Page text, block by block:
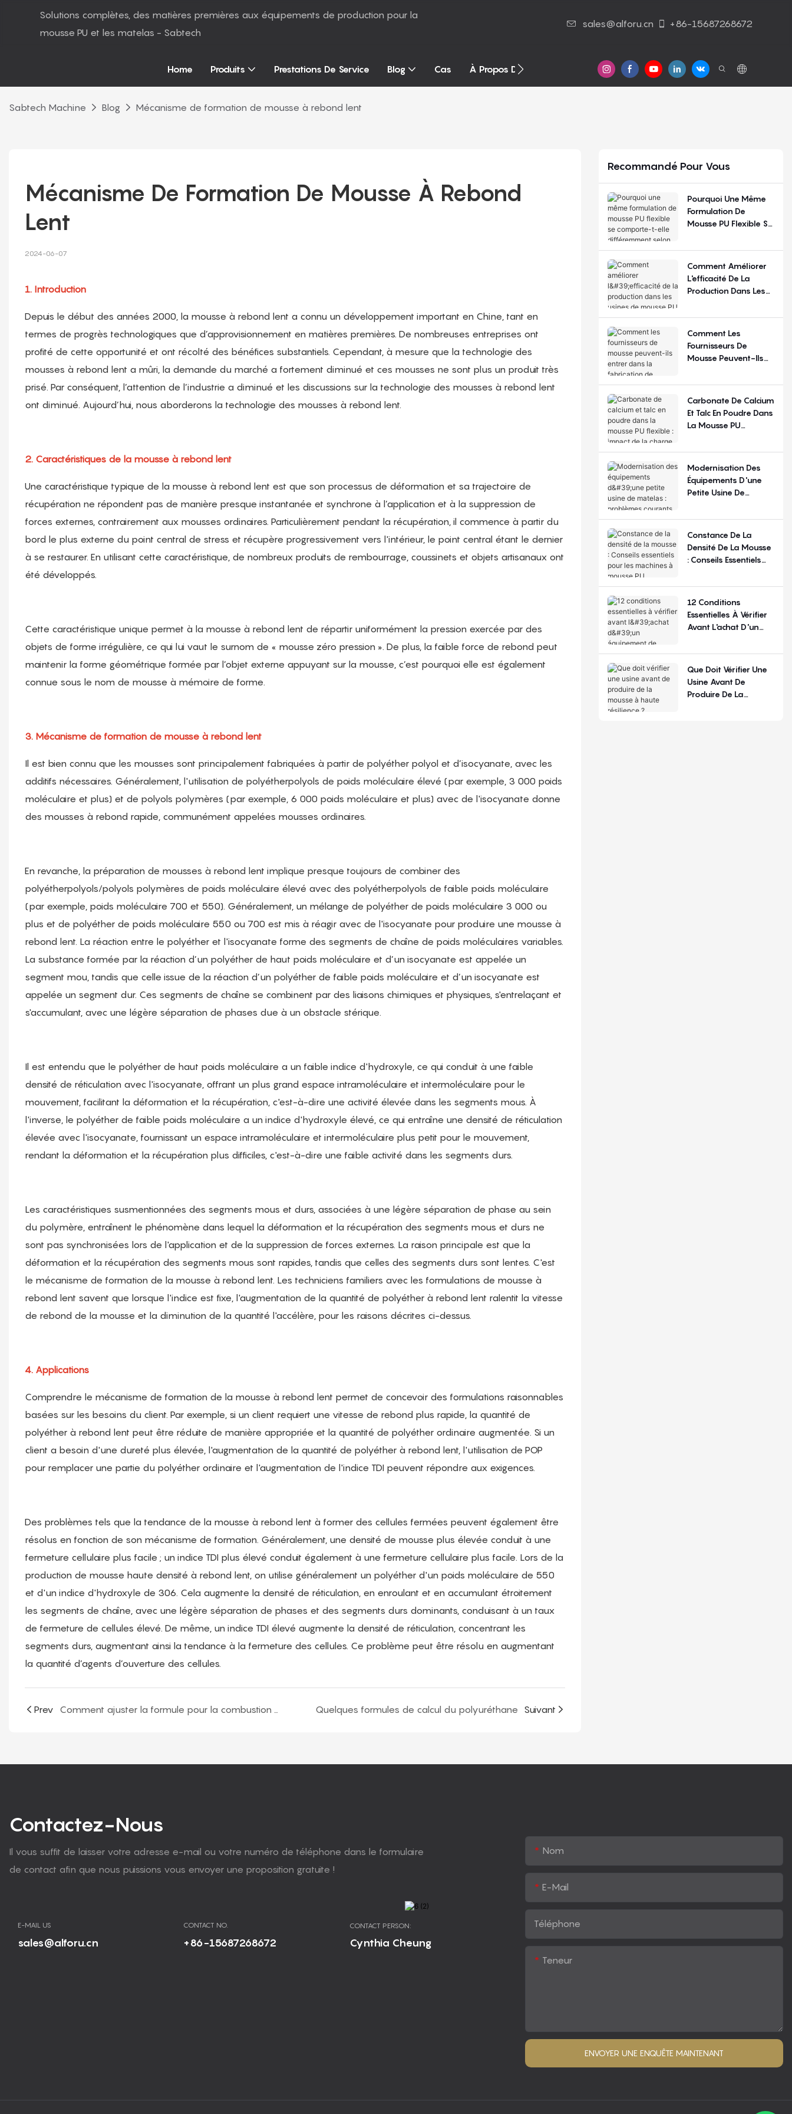
Solutions complètes, des matières premières aux équipements de production pour la
mousse PU et les matelas - Sabtech
sales@alforu.cn +86-15687268672
Home Produits Prestations De Service Blog Cas À Propos De Nous Nous Contacter
Sabtech Machine Blog Mécanisme de formation de mousse à rebond lent
Mécanisme De Formation De Mousse À Rebond
Lent
2024-06-07
1. Introduction
Depuis le début des années 2000, la mousse à rebond lent a connu un développement important en Chine, tant en
termes de progrès technologiques que d’approvisionnement en matières premières. De nombreuses entreprises ont
profité de cette opportunité et ont récolté des bénéfices substantiels. Cependant, à mesure que la technologie des
mousses à rebond lent a mûri, la demande du marché a fortement diminué et ces mousses ne sont plus un produit très
prisé. Par conséquent, l’attention de l’industrie a diminué et les discussions sur la technologie des mousses à rebond lent
ont diminué. Aujourd’hui, nous aborderons la technologie des mousses à rebond lent.
2. Caractéristiques de la mousse à rebond lent
Une caractéristique typique de la mousse à rebond lent est que son processus de déformation et sa trajectoire de
récupération ne répondent pas de manière presque instantanée et synchrone à l’application et à la suppression de
forces externes, contrairement aux mousses ordinaires. Particulièrement pendant la récupération, il commence à partir du
bord le plus externe du point central de stress et récupère progressivement vers l'intérieur, le point central étant le dernier
à se restaurer. En utilisant cette caractéristique, de nombreux produits de rembourrage, coussinets et objets artisanaux ont
été développés.
Cette caractéristique unique permet à la mousse à rebond lent de répartir uniformément la pression exercée par des
objets de forme irrégulière, ce qui lui vaut le surnom de « mousse zéro pression ». De plus, la faible force de rebond peut
maintenir la forme géométrique formée par l’objet externe appuyant sur la mousse, c’est pourquoi elle est également
connue sous le nom de mousse à mémoire de forme.
3. Mécanisme de formation de mousse à rebond lent
Il est bien connu que les mousses sont principalement fabriquées à partir de polyéther polyol et d’isocyanate, avec les
additifs nécessaires. Généralement, l'utilisation de polyétherpolyols de poids moléculaire élevé (par exemple, 3 000 poids
moléculaire et plus) et de polyols polymères (par exemple, 6 000 poids moléculaire et plus) avec de l'isocyanate donne
des mousses à rebond rapide, communément appelées mousses ordinaires.
En revanche, la préparation de mousses à rebond lent implique presque toujours de combiner des
polyétherpolyols/polyols polymères de poids moléculaire élevé avec des polyétherpolyols de faible poids moléculaire
(par exemple, poids moléculaire 700 et 550). Généralement, un mélange de polyéther de poids moléculaire 3 000 ou
plus et de polyéther de poids moléculaire 550 ou 700 est mis à réagir avec de l'isocyanate pour produire une mousse à
rebond lent. La réaction entre le polyéther et l'isocyanate forme des segments de chaîne de poids moléculaires variables.
La substance formée par la réaction d’un polyéther de haut poids moléculaire et d’un isocyanate est appelée un
segment mou, tandis que celle issue de la réaction d’un polyéther de faible poids moléculaire et d’un isocyanate est
appelée un segment dur. Ces segments de chaîne se combinent par des liaisons chimiques et physiques, s'entrelaçant et
s'accumulant, avec une légère séparation de phases due à un obstacle stérique.
Il est entendu que le polyéther de haut poids moléculaire a un faible indice d'hydroxyle, ce qui conduit à une faible
densité de réticulation avec l'isocyanate, offrant un plus grand espace intramoléculaire et intermoléculaire pour le
mouvement, facilitant la déformation et la récupération, c'est-à-dire une activité élevée dans les segments mous. À
l'inverse, le polyéther de faible poids moléculaire a un indice d'hydroxyle élevé, ce qui entraîne une densité de réticulation
élevée avec l'isocyanate, fournissant un espace intramoléculaire et intermoléculaire plus petit pour le mouvement,
rendant la déformation et la récupération plus difficiles, c'est-à-dire une faible activité dans les segments durs.
Les caractéristiques susmentionnées des segments mous et durs, associées à une légère séparation de phase au sein
du polymère, entraînent le phénomène dans lequel la déformation et la récupération des segments mous et durs ne
sont pas synchronisées lors de l'application et de la suppression de forces externes. La raison principale est que la
déformation et la récupération des segments mous sont rapides, tandis que celles des segments durs sont lentes. C'est
le mécanisme de formation de la mousse à rebond lent. Les techniciens familiers avec les formulations de mousse à
rebond lent savent que lorsque l'indice est fixe, l'augmentation de la quantité de polyéther à rebond lent ralentit la vitesse
de rebond de la mousse et la diminution de la quantité l'accélère, pour les raisons décrites ci-dessus.
4. Applications
Comprendre le mécanisme de formation de la mousse à rebond lent permet de concevoir des formulations raisonnables
basées sur les besoins du client. Par exemple, si un client requiert une vitesse de rebond plus rapide, la quantité de
polyéther à rebond lent peut être réduite de manière appropriée et la quantité de polyéther ordinaire augmentée. Si un
client a besoin d'une dureté plus élevée, l'augmentation de la quantité de polyéther à rebond lent, l'utilisation de POP
pour remplacer une partie du polyéther ordinaire et l'augmentation de l'indice TDI peuvent répondre aux exigences.
Des problèmes tels que la tendance de la mousse à rebond lent à former des cellules fermées peuvent également être
résolus en fonction de son mécanisme de formation. Généralement, une densité de mousse plus élevée conduit à une
fermeture cellulaire plus facile ; un indice TDI plus élevé conduit également à une fermeture cellulaire plus facile. Lors de la
production de mousse haute densité à rebond lent, on utilise généralement un polyéther d'un poids moléculaire de 550
et d'un indice d'hydroxyle de 306. Cela augmente la densité de réticulation, en enroulant et en accumulant étroitement
les segments de chaîne, avec une légère séparation de phases et des segments durs dominants, conduisant à un taux
de fermeture de cellules élevé. De même, un indice TDI élevé augmente la densité de réticulation, concentrant les
segments durs, augmentant ainsi la tendance à la fermeture des cellules. Ce problème peut être résolu en augmentant
la quantité d’agents d’ouverture des cellules.
Prev Comment ajuster la formule pour la combustion de la mousse PU à l'intérieur ? - Deuxième partie Quelques formules de calcul du polyuréthane Suivant
Recommandé Pour Vous
Pourquoi Une Même
Formulation De
Mousse PU Flexible Se
Différemment Selon
Comment Améliorer
L'efficacité De La
Production Dans Les
Flexible ?
Comment Les
Fournisseurs De
Mousse Peuvent-Ils
Fabrication De
Carbonate De Calcium
Et Talc En Poudre Dans
La Mousse PU
Charge De
Modernisation Des
Équipements D'une
Petite Usine De
Courants Et Choix De
Constance De La
Densité De La Mousse
: Conseils Essentiels
Mousse PU
12 Conditions
Essentielles À Vérifier
Avant L'achat D'un
Production De
Que Doit Vérifier Une
Usine Avant De
Produire De La
Contactez-Nous
Il vous suffit de laisser votre adresse e-mail ou votre numéro de téléphone dans le formulaire
de contact afin que nous puissions vous envoyer une proposition gratuite !
E-MAIL US
sales@alforu.cn
CONTACT NO.
+86-15687268672
CONTACT PERSON:
Cynthia Cheung
Nom
E-Mail
Téléphone
Teneur
ENVOYER UNE ENQUÊTE MAINTENANT